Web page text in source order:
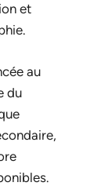
et
au
du